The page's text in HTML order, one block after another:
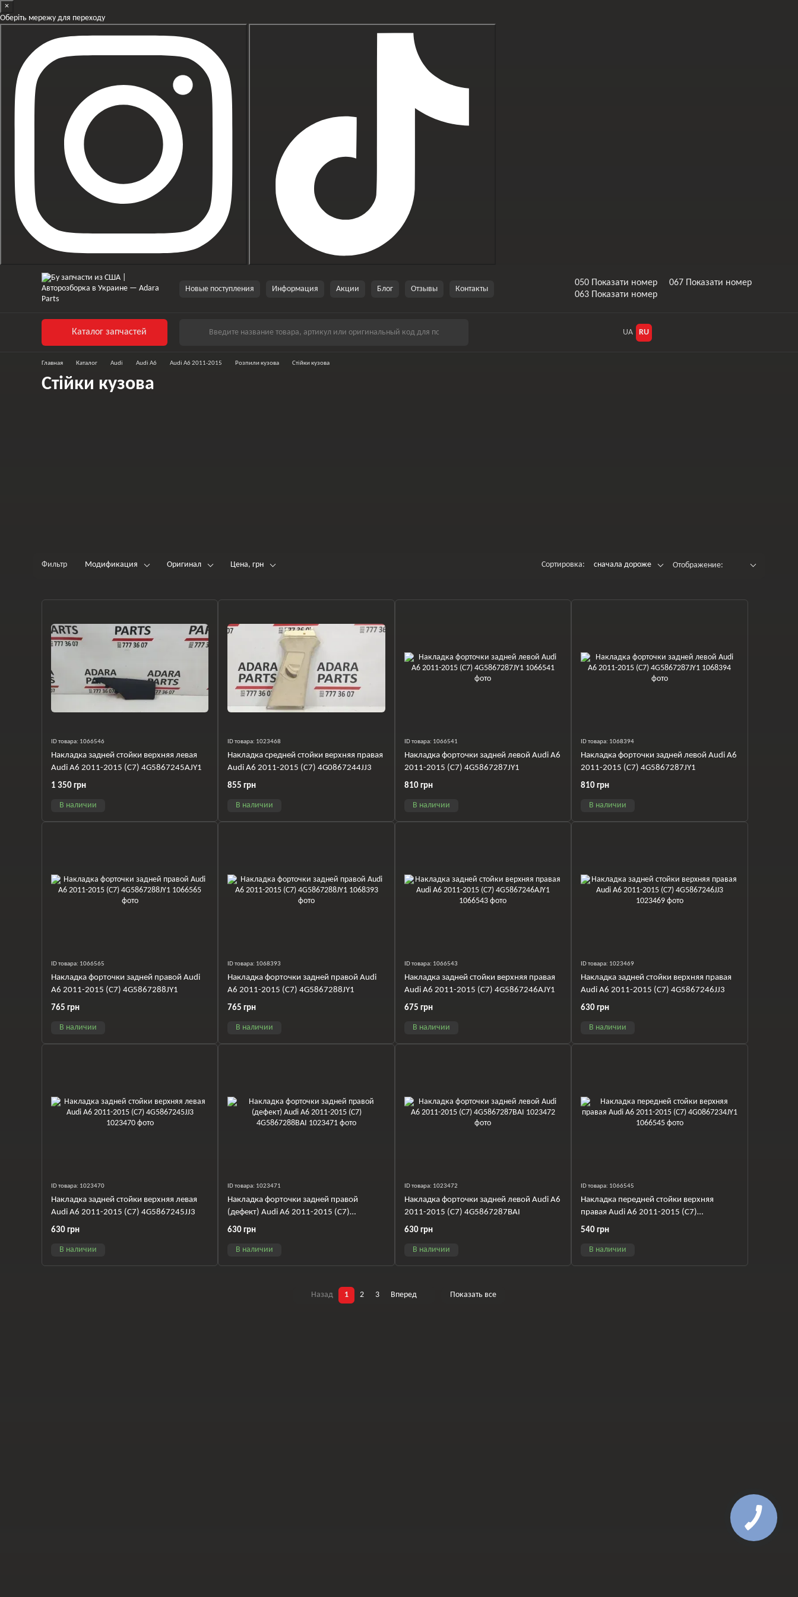
×
Оберіть мережу для переходу
Новые поступления Информация Акции Блог Отзывы Контакты
050 Показати номер
067 Показати номер
063 Показати номер
Каталог запчастей UA RU
Главная Каталог Audi Audi A6 Audi A6 2011-2015 Розпили кузова Стійки кузова
Стійки кузова
Фильтр Модификация Оригинал Цена, грн Сортировка: сначала дороже Отображение:
ID товара: 1066546
Накладка задней стойки верхняя левая
Audi A6 2011-2015 (C7) 4G5867245AJY1
1 350 грн
В наличии
ID товара: 1023468
Накладка средней стойки верхняя правая
Audi A6 2011-2015 (C7) 4G0867244JJ3
855 грн
В наличии
ID товара: 1066541
Накладка форточки задней левой Audi A6
2011-2015 (C7) 4G5867287JY1
810 грн
В наличии
ID товара: 1068394
Накладка форточки задней левой Audi A6
2011-2015 (C7) 4G5867287JY1
810 грн
В наличии
ID товара: 1066565
Накладка форточки задней правой Audi
A6 2011-2015 (C7) 4G5867288JY1
765 грн
В наличии
ID товара: 1068393
Накладка форточки задней правой Audi
A6 2011-2015 (C7) 4G5867288JY1
765 грн
В наличии
ID товара: 1066543
Накладка задней стойки верхняя правая
Audi A6 2011-2015 (C7) 4G5867246AJY1
675 грн
В наличии
ID товара: 1023469
Накладка задней стойки верхняя правая
Audi A6 2011-2015 (C7) 4G5867246JJ3
630 грн
В наличии
ID товара: 1023470
Накладка задней стойки верхняя левая
Audi A6 2011-2015 (C7) 4G5867245JJ3
630 грн
В наличии
ID товара: 1023471
Накладка форточки задней правой
(дефект) Audi A6 2011-2015 (C7)
4G5867288BAI
630 грн
В наличии
ID товара: 1023472
Накладка форточки задней левой Audi A6
2011-2015 (C7) 4G5867287BAI
630 грн
В наличии
ID товара: 1066545
Накладка передней стойки верхняя
правая Audi A6 2011-2015 (C7)
4G0867234JY1
540 грн
В наличии
Назад 1 2 3 Вперед Показать все